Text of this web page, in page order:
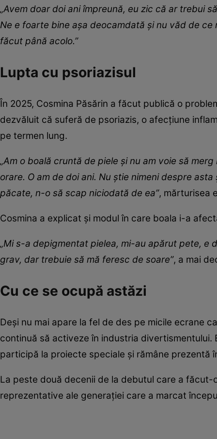
„Avem doar doi ani împreună, eu zic că ar trebui
Ne e foarte bine aşa deocamdată şi nu văd de
făcut până acolo.”
Lupta cu psoriazisul
În 2025, Cosmina Păsărin a făcut publică o
dezvăluit că suferă de psoriazis, o afecțiune
pe termen lung.
„Am o boală cruntă de piele şi nu am voie să
orare. O am de doi ani. Nu ştie nimeni despre
păcate, n-o să scap niciodată de ea”, mărturisea
Cosmina a explicat și modul în care boala i-a
„Mi s-a depigmentat pielea, mi-au apărut pete, e
grav, dar trebuie să mă feresc de soare”, a mai
Cu ce se ocupă astăzi
Deși nu mai apare la fel de des pe micile ecrane
continuă să activeze în industria
participă la proiecte speciale și rămâne prezentă
La peste două decenii de la debutul care a
reprezentative ale generației care a marcat